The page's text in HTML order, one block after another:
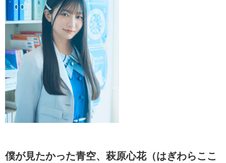
僕が見たかった青空、萩原心花（はぎわらここ